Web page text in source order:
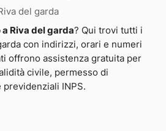
del garda
Riva del garda? Qui trovi tutti i
con indirizzi, orari e numeri
offrono assistenza gratuita per
civile, permesso di
INPS.